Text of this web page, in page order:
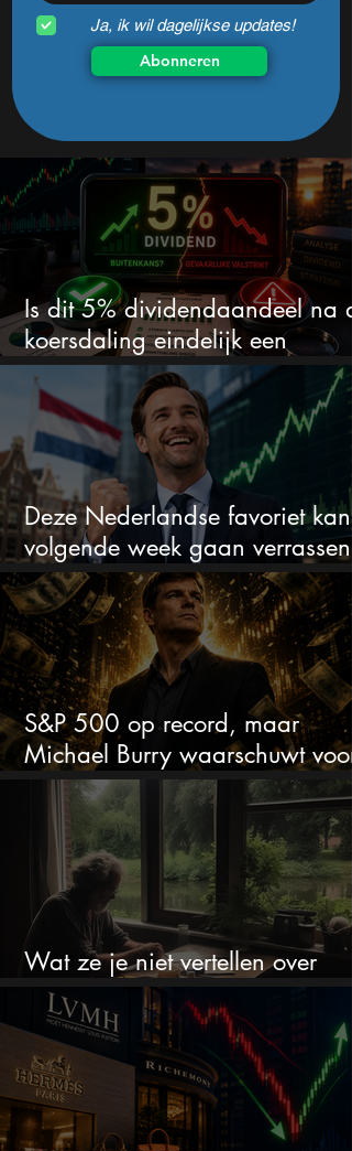
Ja, ik wil dagelijkse updates!
Abonneren
Is dit 5% dividendaandeel na
koersdaling eindelijk een
koopkans?
Deze Nederlandse favoriet kan
volgende week gaan verrassen
met de kwartaalcijfers
S&P 500 op record, maar
Michael Burry waarschuwt voor
crash zoals in 1987
Wat ze je niet vertellen over
erfbelasting